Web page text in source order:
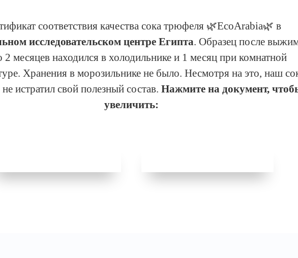
соответствия качества сока трюфеля 🌿EcoArabia🌿 в
исследовательском центре Египта. Образец после
2 месяцев находился в холодильнике и 1 месяц при комнатной
Хранения в морозильнике не было. Несмотря на это, наш
истратил свой полезный состав. Нажмите на документ,
увеличить: